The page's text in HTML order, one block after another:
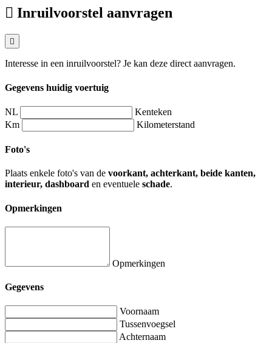
Inruilvoorstel aanvragen
Interesse in een inruilvoorstel? Je kan deze direct aanvragen.
Gegevens huidig voertuig
NL
Kenteken
Km
Kilometerstand
Foto's
Plaats enkele foto's van de voorkant, achterkant, beide kanten,
interieur, dashboard en eventuele schade.
Opmerkingen
Opmerkingen
Gegevens
Voornaam
Tussenvoegsel
Achternaam